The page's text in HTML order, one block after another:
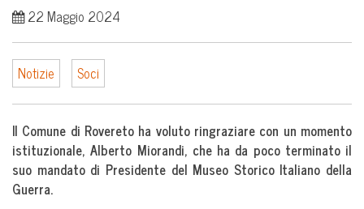
22 Maggio 2024
Notizie Soci
Il Comune di Rovereto ha voluto ringraziare con un momento
istituzionale, Alberto Miorandi, che ha da poco terminato il
suo mandato di Presidente del Museo Storico Italiano della
Guerra.